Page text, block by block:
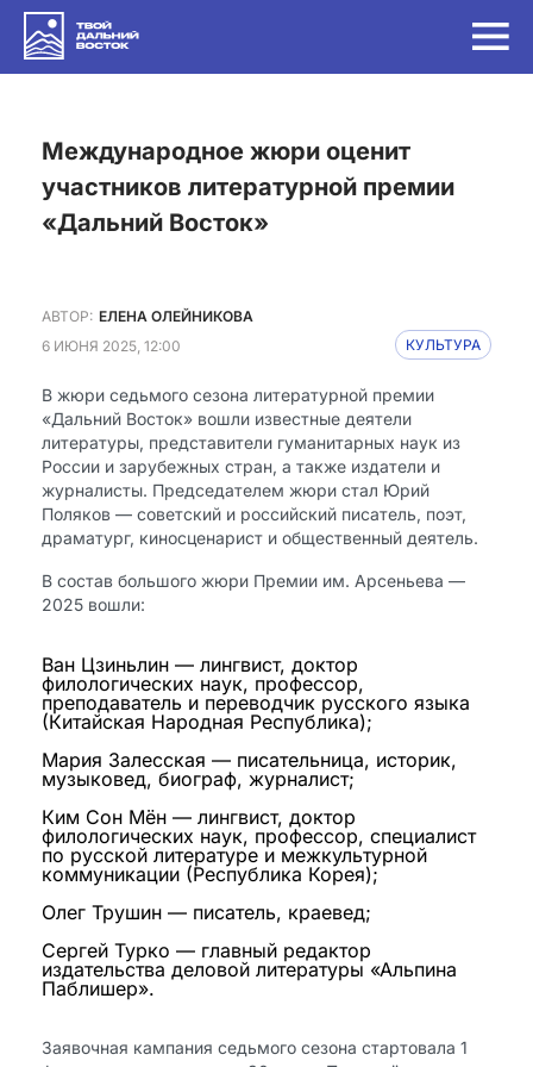
Международное жюри оценит
участников литературной премии
«Дальний Восток»
АВТОР: ЕЛЕНА ОЛЕЙНИКОВА
6 ИЮНЯ 2025, 12:00
КУЛЬТУРА
В жюри седьмого сезона литературной премии
«Дальний Восток» вошли известные деятели
литературы, представители гуманитарных наук из
России и зарубежных стран, а также издатели и
журналисты. Председателем жюри стал Юрий
Поляков — советский и российский писатель, поэт,
драматург, киносценарист и общественный деятель.
В состав большого жюри Премии им. Арсеньева —
2025 вошли:
Ван Цзиньлин — лингвист, доктор
филологических наук, профессор,
преподаватель и переводчик русского языка
(Китайская Народная Республика);
Мария Залесская — писательница, историк,
музыковед, биограф, журналист;
Ким Сон Мён — лингвист, доктор
филологических наук, профессор, специалист
по русской литературе и межкультурной
коммуникации (Республика Корея);
Олег Трушин — писатель, краевед;
Сергей Турко — главный редактор
издательства деловой литературы «Альпина
Паблишер».
Заявочная кампания седьмого сезона стартовала 1